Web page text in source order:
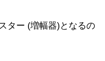
ター (増幅器)となるの